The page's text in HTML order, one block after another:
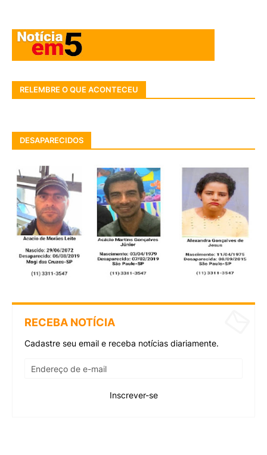
RELEMBRE O QUE ACONTECEU
DESAPARECIDOS
RECEBA NOTÍCIA
Cadastre seu email e receba notícias diariamente.